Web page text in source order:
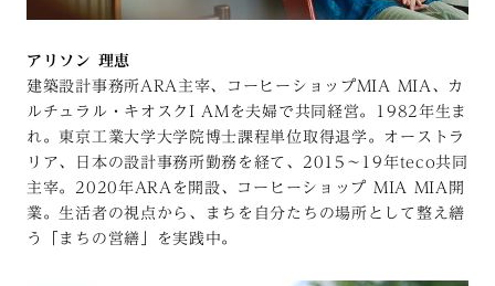
アリソン 理恵
建築設計事務所ARA主宰、コーヒーショップMIA MIA、カ
ルチュラル・キオスクI AMを夫婦で共同経営。1982年生ま
れ。東京工業大学大学院博士課程単位取得退学。オーストラ
リア、日本の設計事務所勤務を経て、2015～19年teco共同
主宰。2020年ARAを開設、コーヒーショップ MIA MIA開
業。生活者の視点から、まちを自分たちの場所として整え繕
う「まちの営繕」を実践中。